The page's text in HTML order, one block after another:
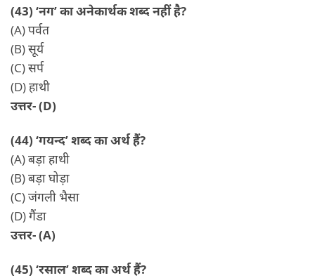
(43) ‘नग’ का अनेकार्थक शब्द नहीं है?
(A) पर्वत
(B) सूर्य
(C) सर्प
(D) हाथी
उत्तर- (D)
(44) ‘गयन्द’ शब्द का अर्थ हैं?
(A) बड़ा हाथी
(B) बड़ा घोड़ा
(C) जंगली भैसा
(D) गैंडा
उत्तर- (A)
(45) ‘रसाल’ शब्द का अर्थ हैं?